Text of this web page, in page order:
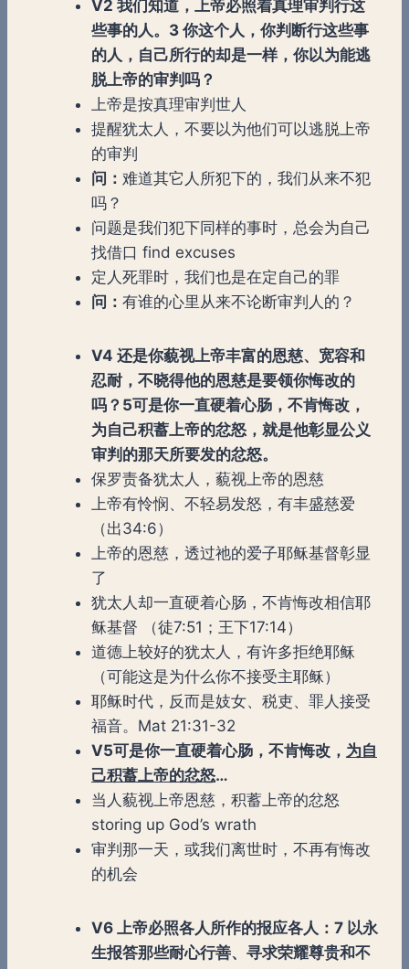
V2 我们知道，上帝必照着真理审判行这
些事的人。3 你这个人，你判断行这些事
的人，自己所行的却是一样，你以为能逃
脱上帝的审判吗？
上帝是按真理审判世人
提醒犹太人，不要以为他们可以逃脱上帝
的审判
问： 难道其它人所犯下的，我们从来不犯
吗？
问题是我们犯下同样的事时，总会为自己
找借口 find excuses
定人死罪时，我们也是在定自己的罪
问： 有谁的心里从来不论断审判人的？
V4 还是你藐视上帝丰富的恩慈、宽容和
忍耐，不晓得他的恩慈是要领你悔改的
吗？5可是你一直硬着心肠，不肯悔改，
为自己积蓄上帝的忿怒，就是他彰显公义
审判的那天所要发的忿怒。
保罗责备犹太人，藐视上帝的恩慈
上帝有怜悯、不轻易发怒，有丰盛慈爱
（出34:6）
上帝的恩慈，透过祂的爱子耶稣基督彰显
了
犹太人却一直硬着心肠，不肯悔改相信耶
稣基督 （徒7:51；王下17:14）
道德上较好的犹太人，有许多拒绝耶稣
（可能这是为什么你不接受主耶稣）
耶稣时代，反而是妓女、税吏、罪人接受
福音。Mat 21:31-32
V5可是你一直硬着心肠，不肯悔改， 为自
己积蓄上帝的忿怒…
当人藐视上帝恩慈，积蓄上帝的忿怒
storing up God’s wrath
审判那一天，或我们离世时，不再有悔改
的机会
V6 上帝必照各人所作的报应各人：7 以永
生报答那些耐心行善、寻求荣耀尊贵和不